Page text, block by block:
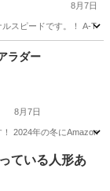
8月7日
ードです。！ A-
ラダー
8月7日
2024年の冬にAmazon
ている人形あ